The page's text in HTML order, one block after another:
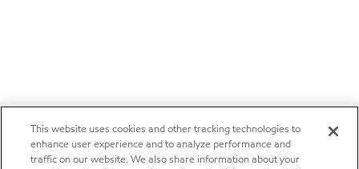
This website uses cookies and other tracking technologies to
enhance user experience and to analyze performance and
traffic on our website. We also share information about your